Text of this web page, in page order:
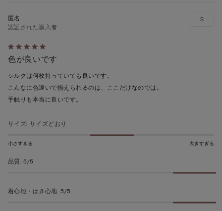
5
段
階
の
う
5
評
認証された購入者
色が良いです
シルクは何枚持っていても良いです。
こんなに色違いで揃えられるのは、ここだけなのでは。
手触りも本当に良いです。
S
サイズ: サイズどおり
小さすぎる 大きすぎる
品質: 5/5
着心地・はき心地: 5/5